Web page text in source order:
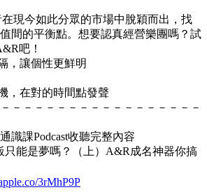
現今如此分眾的市場中脫穎而出，找
間的平衡點。想要認真經營樂團嗎？試
吧！
，讓個性更鮮明
，在對的時間點發聲
－－－－－－－－－－－－－－－－－
識課Podcast收聽完整內容
只能是夢嗎？（上）A&R成名神器你搞
3rMhP9P